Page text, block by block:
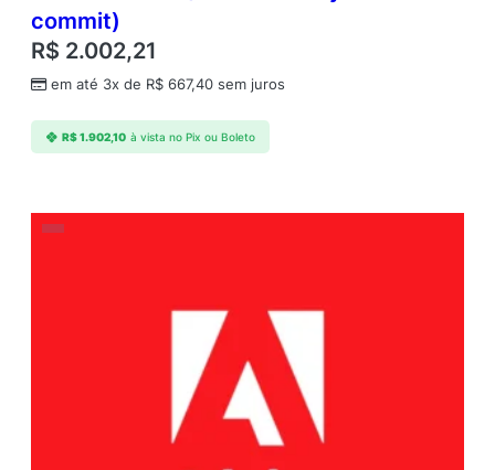
commit)
R$ 2.002,21
em até 3x de R$ 667,40 sem juros
R$1.902,10 à vista no Pix ou Boleto